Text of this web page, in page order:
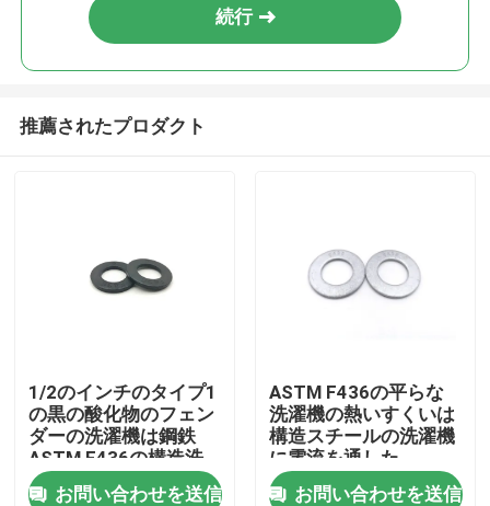
続行
推薦されたプロダクト
1/2のインチのタイプ1
の黒の酸化物のフェン
ダーの洗濯機は鋼鉄
ASTM F436の構造洗
濯機を堅くした
お問い合わせを送信
ASTM F436の平らな
洗濯機の熱いすくいは
構造スチールの洗濯機
に電流を通した
お問い合わせを送信